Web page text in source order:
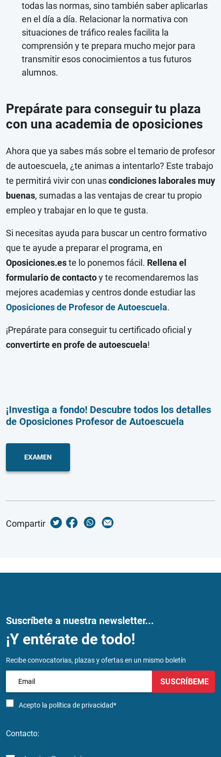
todas las normas, sino también saber aplicarlas
en el día a día. Relacionar la normativa con
situaciones de tráfico reales facilita la
comprensión y te prepara mucho mejor para
transmitir esos conocimientos a tus futuros
alumnos.
Prepárate para conseguir tu plaza
con una academia de oposiciones
Ahora que ya sabes más sobre el temario de profesor
de autoescuela, ¿te animas a intentarlo? Este trabajo
te permitirá vivir con unascondiciones laborales muy
buenas, sumadas a las ventajas de crear tu propio
empleo y trabajar en lo que te gusta.
Si necesitas ayuda para buscar un centro formativo
que te ayude a preparar el programa, en
Oposiciones.este lo ponemos fácil. Rellena el
formulario de contactoy te recomendaremos las
mejores academias y centros donde estudiar las
Oposiciones de Profesor de Autoescuela.
¡Prepárate para conseguir tu certificado oficial y
convertirte en profe de autoescuela!
¡Investiga a fondo! Descubre todos los detalles
de Oposiciones Profesor de Autoescuela
EXAMEN
Compartir
Suscríbete a nuestra newsletter...
¡Y entérate de todo!
Recibe convocatorias, plazas y ofertas en un mismo boletín
Acepto la política de privacidad*
SUSCRÍBEME
Contacto: